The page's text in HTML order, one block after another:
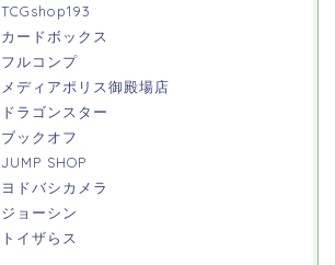
TCGshop193
カードボックス
フルコンプ
メディアポリス御殿場店
ドラゴンスター
ブックオフ
JUMP SHOP
ヨドバシカメラ
ジョーシン
トイザらス